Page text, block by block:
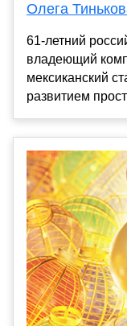
Олега
61-летний
владеющий
мексиканский
развитием